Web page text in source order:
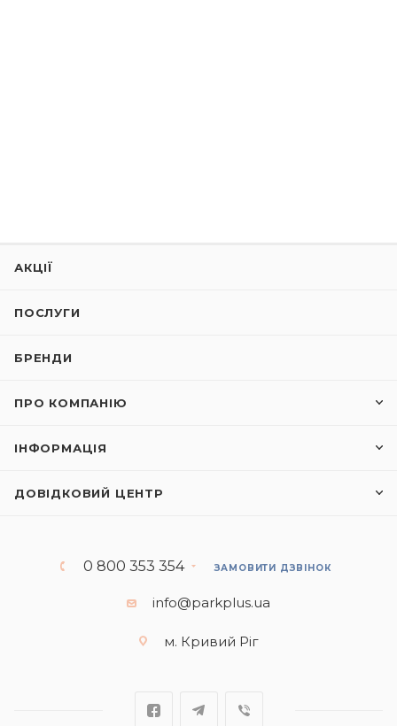
АКЦІЇ
ПОСЛУГИ
БРЕНДИ
ПРО КОМПАНІЮ
ІНФОРМАЦІЯ
ДОВІДКОВИЙ ЦЕНТР
0 800 353 354 ЗАМОВИТИ ДЗВІНОК
info@parkplus.ua
м. Кривий Ріг